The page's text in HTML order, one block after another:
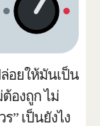
ล่อยให้มันเป็น
ต้องถูก ไม่
” เป็นยังไง